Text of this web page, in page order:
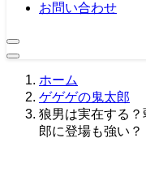
お問い合わせ
ホーム
ゲゲゲの鬼太郎
狼男は実在する
郎に登場も強い？